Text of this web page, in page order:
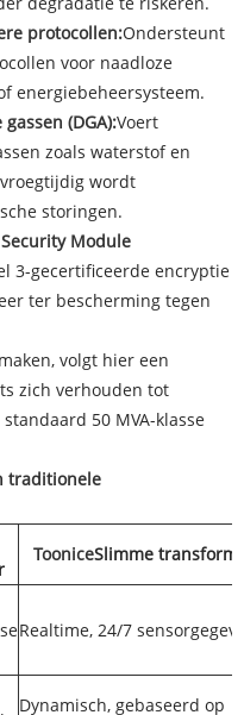
protocollen:Ondersteunt
voor naadloze
energiebeheersysteem.
(DGA):Voert
zoals waterstof en
wordt
storingen.
Module
3-gecertificeerde encryptie
ter bescherming tegen
volgt hier een
zich verhouden tot
50 MVA-klasse
traditionele
TooniceSlimme
Realtime, 24/7
Dynamisch, gebaseerd op